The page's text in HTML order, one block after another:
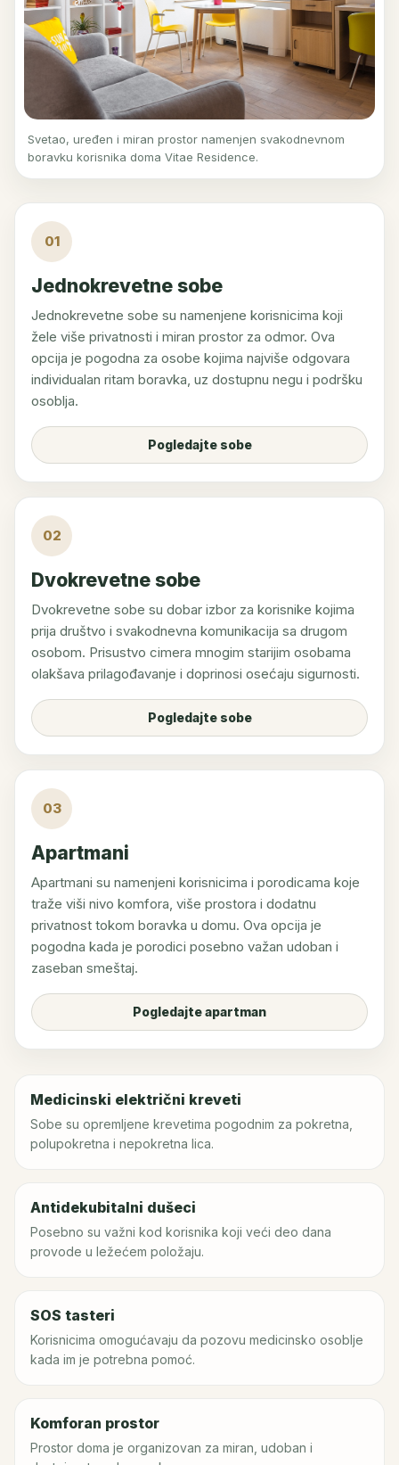
Svetao, uređen i miran prostor namenjen svakodnevnom
boravku korisnika doma Vitae Residence.
01
Jednokrevetne sobe
Jednokrevetne sobe su namenjene korisnicima koji
žele više privatnosti i miran prostor za odmor. Ova
opcija je pogodna za osobe kojima najviše odgovara
individualan ritam boravka, uz dostupnu negu i podršku
osoblja.
Pogledajte sobe
02
Dvokrevetne sobe
Dvokrevetne sobe su dobar izbor za korisnike kojima
prija društvo i svakodnevna komunikacija sa drugom
osobom. Prisustvo cimera mnogim starijim osobama
olakšava prilagođavanje i doprinosi osećaju sigurnosti.
Pogledajte sobe
03
Apartmani
Apartmani su namenjeni korisnicima i porodicama koje
traže viši nivo komfora, više prostora i dodatnu
privatnost tokom boravka u domu. Ova opcija je
pogodna kada je porodici posebno važan udoban i
zaseban smeštaj.
Pogledajte apartman
Medicinski električni kreveti
Sobe su opremljene krevetima pogodnim za pokretna,
polupokretna i nepokretna lica.
Antidekubitalni dušeci
Posebno su važni kod korisnika koji veći deo dana
provode u ležećem položaju.
SOS tasteri
Korisnicima omogućavaju da pozovu medicinsko osoblje
kada im je potrebna pomoć.
Komforan prostor
Prostor doma je organizovan za miran, udoban i